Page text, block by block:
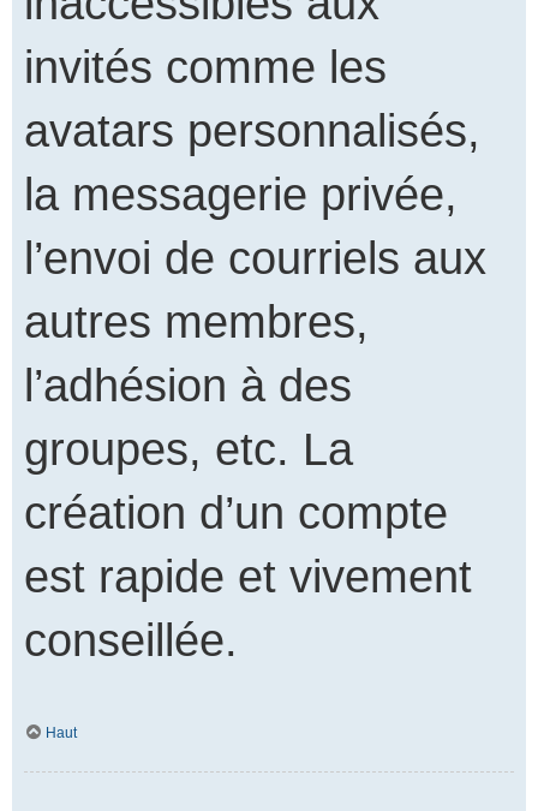
invités comme les
avatars personnalisés,
la messagerie privée,
l’envoi de courriels aux
autres membres,
l’adhésion à des
groupes, etc. La
création d’un compte
est rapide et vivement
conseillée.
Haut